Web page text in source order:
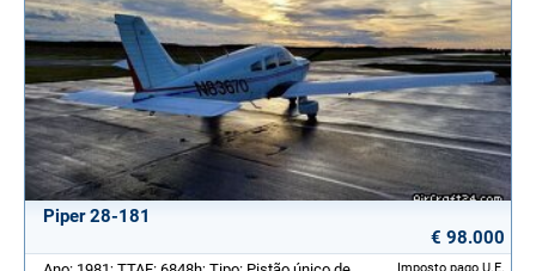
Piper 28-181
€ 98.000
Imposto pago U.E.